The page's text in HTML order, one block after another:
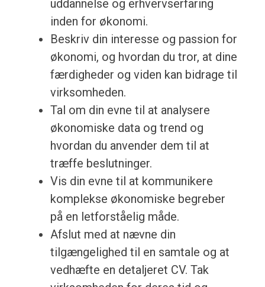
uddannelse og erhvervserfaring
inden for økonomi.
Beskriv din interesse og passion for
økonomi, og hvordan du tror, at dine
færdigheder og viden kan bidrage til
virksomheden.
Tal om din evne til at analysere
økonomiske data og trend og
hvordan du anvender dem til at
træffe beslutninger.
Vis din evne til at kommunikere
komplekse økonomiske begreber
på en letforståelig måde.
Afslut med at nævne din
tilgængelighed til en samtale og at
vedhæfte en detaljeret CV. Tak